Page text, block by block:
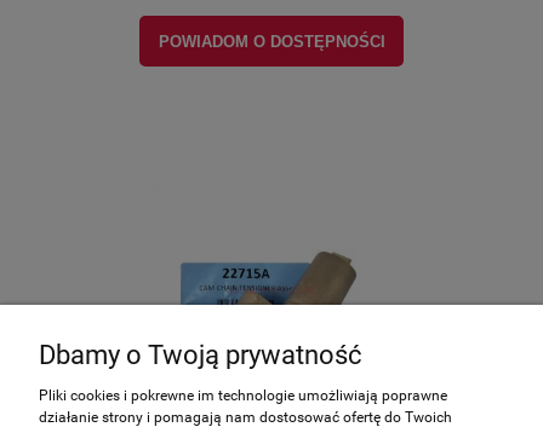
POWIADOM O DOSTĘPNOŚCI
Dbamy o Twoją prywatność
Pliki cookies i pokrewne im technologie umożliwiają poprawne
działanie strony i pomagają nam dostosować ofertę do Twoich